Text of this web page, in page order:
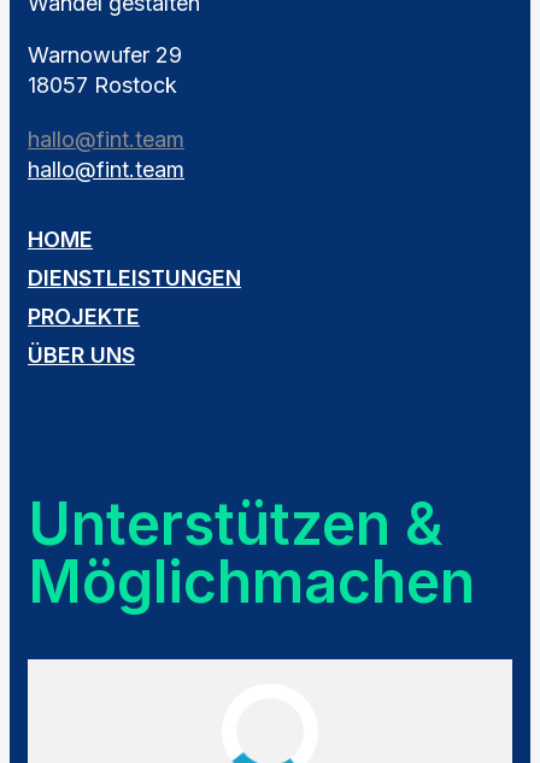
Warnowufer 29
18057 Rostock
hallo@fint.team
hallo@fint.team
HOME
DIENSTLEISTUNGEN
PROJEKTE
ÜBER UNS
Unterstützen &
Möglichmachen